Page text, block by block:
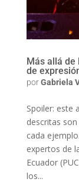
Más allá de
de
porGabriela
Spoiler: este
descritas
cada
expertos de
Ecuador
los...